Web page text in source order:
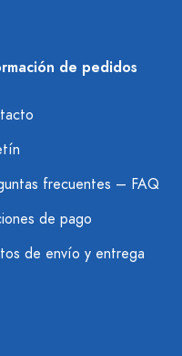
de pedidos
frecuentes – FAQ
de pago
de envío y entrega